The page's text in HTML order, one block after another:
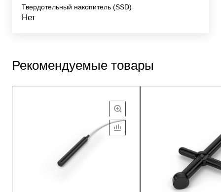
Твердотельный накопитель (SSD)
Нет
Рекомендуемые товары